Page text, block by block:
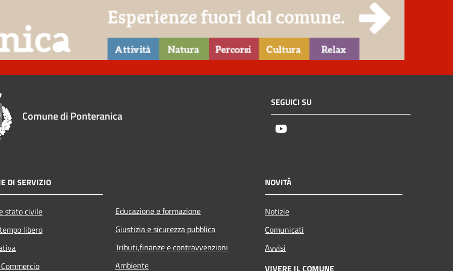
Comune di Ponteranica
SEGUICI SU
DI SERVIZIO
stato civile
libero
Educazione e formazione
Giustizia e sicurezza pubblica
Tributi,finanze e contravvenzioni
Ambiente
NOVITÀ
Notizie
Comunicati
Avvisi
VIVERE IL COMUNE